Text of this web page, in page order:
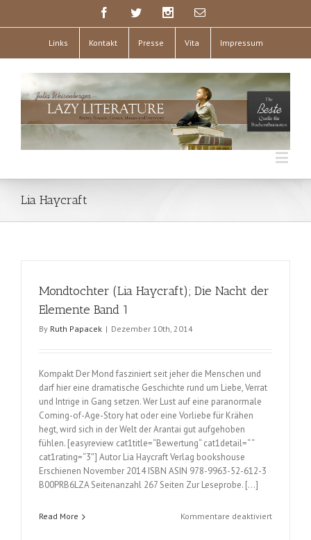
Links Kontakt Presse Vita Impressum
Lia Haycraft
Mondtochter (Lia Haycraft); Die Nacht der
Elemente Band 1
By Ruth Papacek | Dezember 10th, 2014
Kompakt Der Mond fasziniert seit jeher die Menschen und
darf hier eine dramatische Geschichte rund um Liebe, Verrat
und Intrige in Gang setzen. Wer Lust auf eine paranormale
Coming-of-Age-Story hat oder eine Vorliebe für Krähen
hegt, wird sich in der Welt der Arantai gut aufgehoben
fühlen. [easyreview cat1title=“Bewertung“ cat1detail=“ “
cat1rating=“3″] Autor Lia Haycraft Verlag bookshouse
Erschienen November 2014 ISBN ASIN 978-9963-52-612-3
B00PRB6LZA Seitenanzahl 267 Seiten Zur Leseprobe. […]
Read More Kommentare deaktiviertfür